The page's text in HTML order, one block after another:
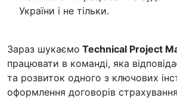
України і не тільки.
Зараз шукаємо Technical Project
працювати в команді, яка
та розвиток одного з ключових
оформлення договорів